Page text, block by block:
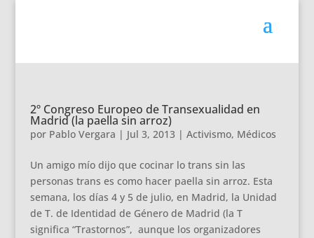
2º Congreso Europeo de Transexualidad en
Madrid (la paella sin arroz)
por Pablo Vergara | Jul 3, 2013| Activismo, Médicos
Un amigo mío dijo que cocinar lo trans sin las
personas trans es como hacer paella sin arroz. Esta
semana, los días 4 y 5 de julio, en Madrid, la Unidad
de T. de Identidad de Género de Madrid (la T
significa “Trastornos”, aunque los organizadores